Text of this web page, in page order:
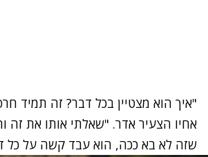
"איך הוא מצטיין בכל דבר? זה תמיד
אחיו הצעיר אדר. "שאלתי אותו את זה
שזה לא בא ככה, הוא עבד קשה על כל